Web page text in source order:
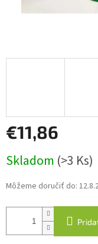
€11,86
cena:
Skladom (>3 Ks)
Môžeme doručiť do: